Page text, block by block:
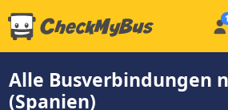
Alle Busverbindungen
(Spanien)